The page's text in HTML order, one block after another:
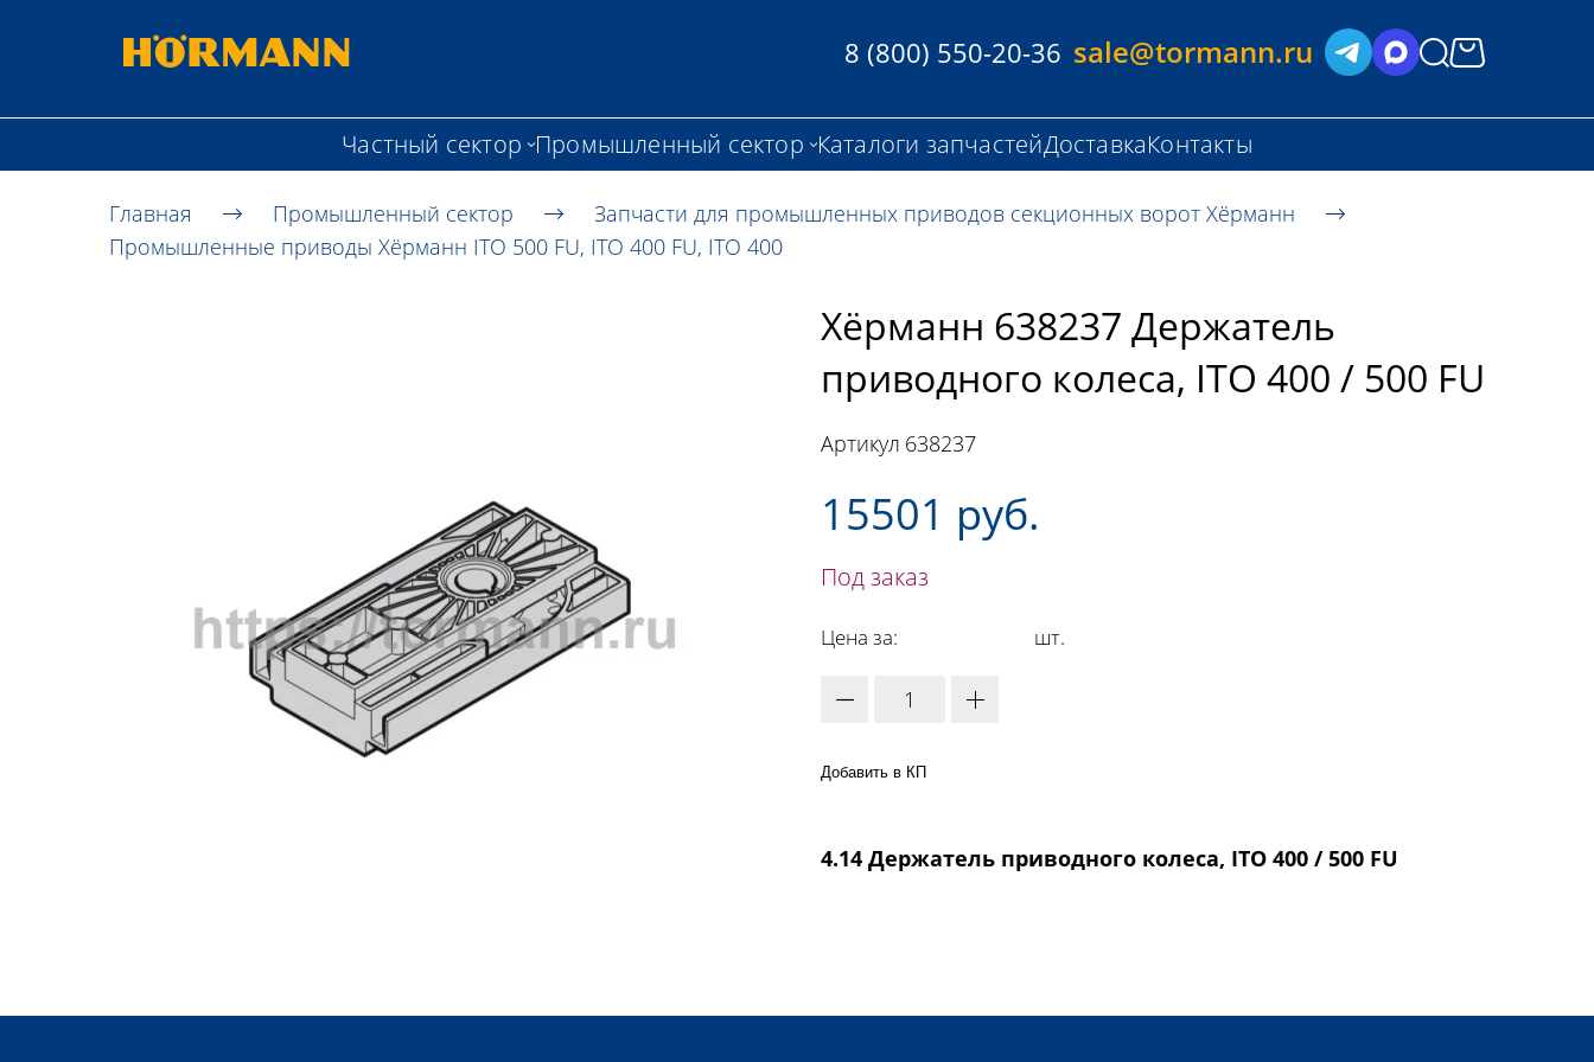
8 (800) 550-20-36 sale@tormann.ru
Частный сектор Промышленный сектор Каталоги запчастейДоставкаКонтакты
Главная Промышленный сектор
Запчасти для промышленных приводов секционных ворот Хёрманн
Промышленные приводы Хёрманн ITO 500 FU, ITO 400 FU, ITO 400
Хёрманн 638237 Держатель
приводного колеса, ITO 400 / 500 FU
Артикул 638237
15501 руб.
Под заказ
Цена за: шт.
Добавить в КП
4.14 Держатель приводного колеса, ITO 400 / 500 FU